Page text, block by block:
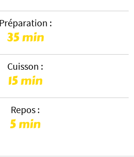
Préparation :
35 min
Cuisson :
15 min
Repos :
5 min